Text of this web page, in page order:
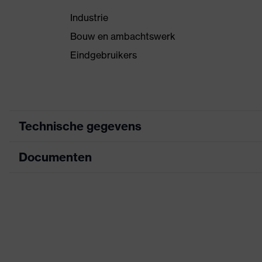
Industrie
Bouw en ambachtswerk
Eindgebruikers
Technische gegevens
Zoek kleur (filter)
Documenten